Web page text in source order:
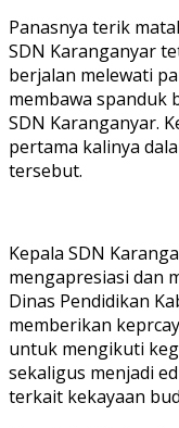
Panasnya terik
SDN Karanganyar
berjalan melewati
membawa spanduk
SDN Karanganyar.
pertama kalinya
tersebut.
Kepala SDN
mengapresiasi dan
Dinas Pendidikan
memberikan
untuk mengikuti
sekaligus menjadi
terkait kekayaan